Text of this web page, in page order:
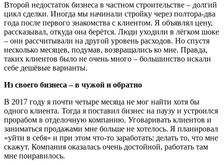
Второй недостаток бизнеса в частном строительстве – долгий
цикл сделки. Иногда мы начинали стройку через полтора-два
года после первого знакомства с клиентом. Я объявлял цену,
рассказывал, откуда она берётся. Люди уходили в лёгком шоке
– они рассчитывали на другой уровень расходов. Но спустя
несколько месяцев, подумав, возвращались ко мне. Правда,
таких клиентов было не очень много – большинство искали
себе дешёвые варианты.
Из своего бизнеса – в чужой и обратно
В 2017 году я почти четыре месяца не мог найти хотя бы
одного клиента. Тогда я поставил бизнес на паузу и устроился
прорабом в отделочную компанию. Уговаривать клиентов и
заниматься продажами мне больше не хотелось. Я планировал
«уйти в себя» и при этом что-то заработать: делать то, что мне
скажут. Компания оказалась очень достойной, работать там
мне понравилось.